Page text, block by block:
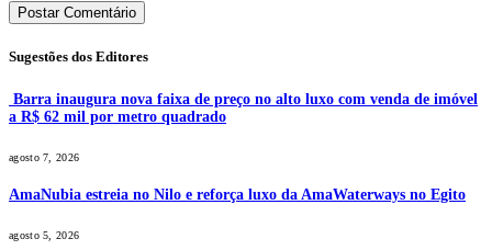
Sugestões dos Editores
Barra inaugura nova faixa de preço no alto luxo com venda de imóvel
a R$ 62 mil por metro quadrado
agosto 7, 2026
AmaNubia estreia no Nilo e reforça luxo da AmaWaterways no Egito
agosto 5, 2026